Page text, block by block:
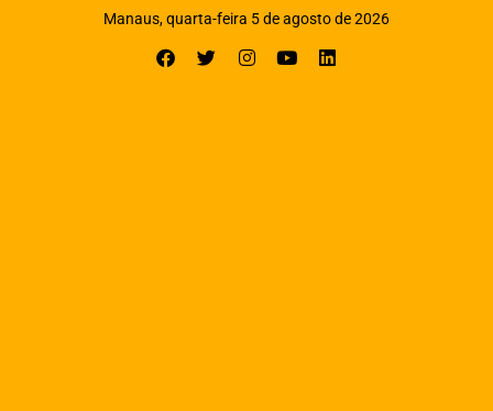
Manaus, quarta-feira 5 de agosto de 2026